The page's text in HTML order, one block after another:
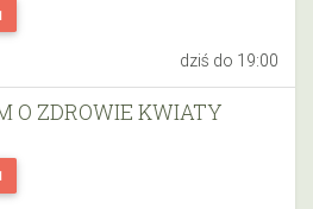
dziś do 19:00
O ZDROWIE KWIATY